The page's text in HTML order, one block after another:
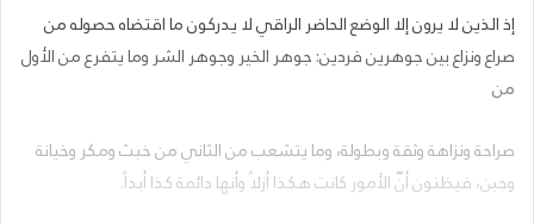
إذ الذين لا يرون إلا الوضع الحاضر الراقي لا يدركون ما اقتضاه حصوله من
صراع ونزاع بين جوهرين فردين: جوهر الخير وجوهر الشر وما يتفرع من الأول
من
صراحة ونزاهة وثقة وبطولة، وما يتشعب من الثاني من خبث ومكر وخيانة
وجبن، فيظنون أنّ الأمور كانت هكذا أزلاً وأنها دائمة كذا أبداً.